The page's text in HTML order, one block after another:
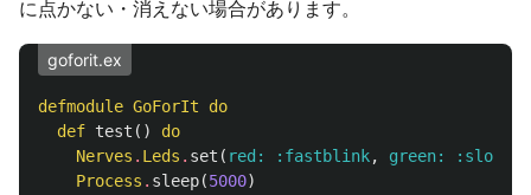
に点かない・消えない場合があります。
goforit.ex
defmodule GoForIt
do
def test ()
do
Nerves . Leds . set ( red: :fastblink, green:
Process . sleep(5000)